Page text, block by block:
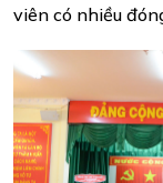
viên có nhiều